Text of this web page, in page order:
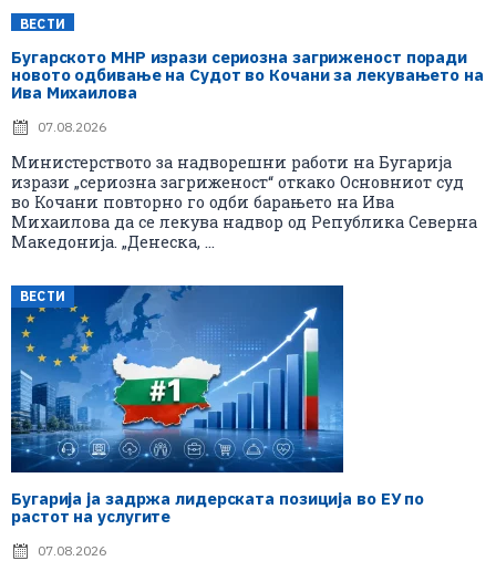
ВЕСТИ
Бугарското МНР изрази сериозна загриженост поради
новото одбивање на Судот во Кочани за лекувањето на
Ива Михаилова
07.08.2026
Министерството за надворешни работи на Бугарија
изрази „сериозна загриженост“ откако Основниот суд
во Кочани повторно го одби барањето на Ива
Михаилова да се лекува надвор од Република Северна
Македонија. „Денеска, ...
ВЕСТИ
Бугарија ја задржа лидерската позиција во ЕУ по
растот на услугите
07.08.2026